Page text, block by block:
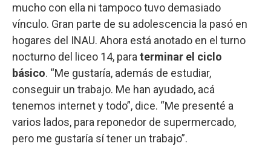
mucho con ella ni tampoco tuvo demasiado
vínculo. Gran parte de su adolescencia la pasó en
hogares del INAU. Ahora está anotado en el turno
nocturno del liceo 14, para terminar el ciclo
básico. “Me gustaría, además de estudiar,
conseguir un trabajo. Me han ayudado, acá
tenemos internet y todo”, dice. “Me presenté a
varios lados, para reponedor de supermercado,
pero me gustaría sí tener un trabajo”.